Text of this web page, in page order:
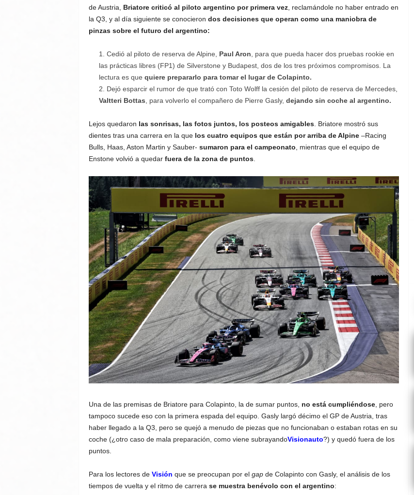
de Austria, Briatore criticó al piloto argentino por primera vez, reclamándole no haber entrado en
la Q3, y al día siguiente se conocieron dos decisiones que operan como una maniobra de
pinzas sobre el futuro del argentino:
Cedió al piloto de reserva de Alpine, Paul Aron , para que pueda hacer dos pruebas rookie en
las prácticas libres (FP1) de Silverstone y Budapest, dos de los tres próximos compromisos. La
lectura es que quiere prepararlo para tomar el lugar de Colapinto.
Dejó esparcir el rumor de que trató con Toto Wolff la cesión del piloto de reserva de Mercedes,
Valtteri Bottas , para volverlo el compañero de Pierre Gasly, dejando sin coche al argentino.
Lejos quedaron las sonrisas, las fotos juntos, los posteos amigables. Briatore mostró sus
dientes tras una carrera en la que los cuatro equipos que están por arriba de Alpine–Racing
Bulls, Haas, Aston Martin y Sauber- sumaron para el campeonato , mientras que el equipo de
Enstone volvió a quedar fuera de la zona de puntos.
Una de las premisas de Briatore para Colapinto, la de sumar puntos, no está cumpliéndose, pero
tampoco sucede eso con la primera espada del equipo. Gasly largó décimo el GP de Austria, tras
haber llegado a la Q3, pero se quejó a menudo de piezas que no funcionaban o estaban rotas en su
coche (¿otro caso de mala preparación, como viene subrayandoVisionauto?) y quedó fuera de los
puntos.
Para los lectores de Visión que se preocupan por el gapde Colapinto con Gasly, el análisis de los
tiempos de vuelta y el ritmo de carrera se muestra benévolo con el argentino: